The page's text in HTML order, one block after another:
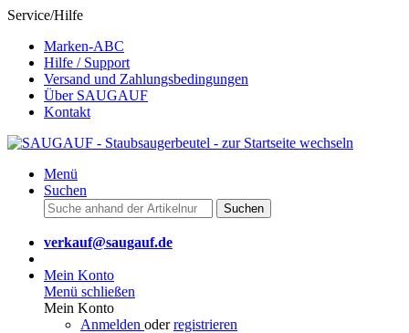
Service/Hilfe
Marken-ABC
Hilfe / Support
Versand und Zahlungsbedingungen
Über SAUGAUF
Kontakt
Menü
Suchen
Suchen
verkauf@saugauf.de
Mein Konto
Menü schließen
Mein Konto
Anmelden oderregistrieren